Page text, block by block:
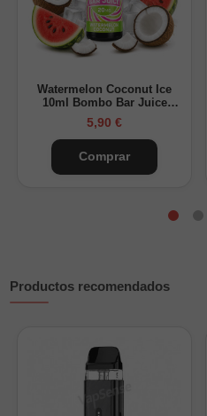
otros sabores de la gama
desechables Mübar
Watermelon Coconut Ice
10ml Bombo Bar Juice
Salts
5,90 €
Comprar
Productos recomendados